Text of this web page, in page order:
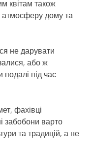
квітам також
атмосферу дому та
не дарувати
або ж
подалі під час
фахівці
забобони варто
та традицій, а не